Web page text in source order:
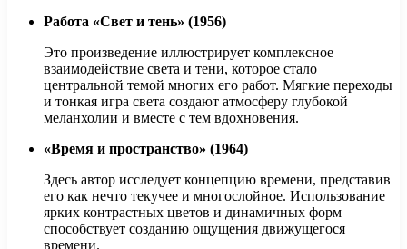
Работа «Свет и тень» (1956)
Это произведение иллюстрирует комплексное
взаимодействие света и тени, которое стало
центральной темой многих его работ. Мягкие переходы
и тонкая игра света создают атмосферу глубокой
меланхолии и вместе с тем вдохновения.
«Время и пространство» (1964)
Здесь автор исследует концепцию времени, представив
его как нечто текучее и многослойное. Использование
ярких контрастных цветов и динамичных форм
способствует созданию ощущения движущегося
времени.